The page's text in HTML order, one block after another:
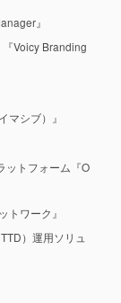
』
Voicy Branding
マシブ）』
ットフォーム『O
トワーク』
）運用ソリュ